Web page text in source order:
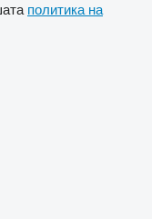
политика на